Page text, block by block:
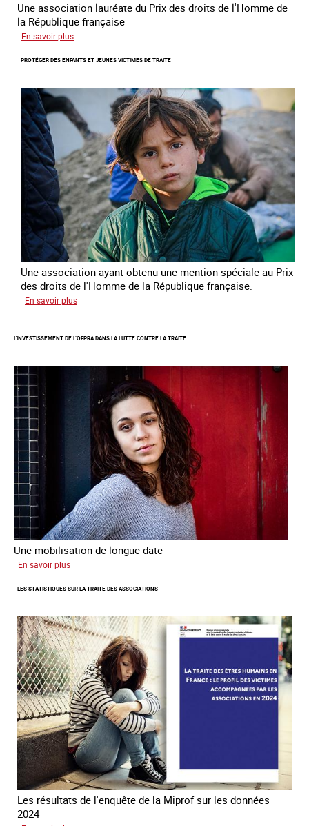
Une association lauréate du Prix des droits de l'Homme de
la République française
En savoir plus
contre
traite
des
enfants
PROTÉGER DES ENFANTS ET JEUNES VICTIMES DE TRAITE
Une association ayant obtenu une mention spéciale au Prix
des droits de l'Homme de la République française.
En savoir plus
enfants
jeunes
victimes
traite
L'INVESTISSEMENT DE L’OFPRA DANS LA LUTTE CONTRE LA TRAITE
Une mobilisation de longue date
En savoir plus
de
dans
la
lutte
contre
la
traite
LES STATISTIQUES SUR LA TRAITE DES ASSOCIATIONS
Les résultats de l'enquête de la Miprof sur les données
2024